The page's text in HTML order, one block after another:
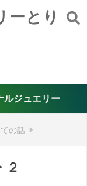
ーとり
ルジュエリー
の話
２